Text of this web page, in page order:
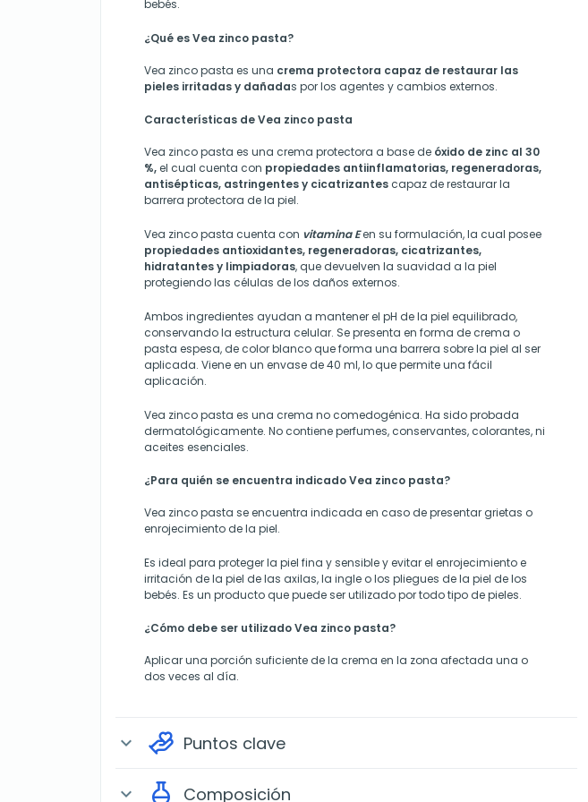
bebés.
¿Qué es Vea zinco pasta?
Vea zinco pasta es una crema protectora capaz de restaurar las
pieles irritadas y dañadas por los agentes y cambios externos.
Características de Vea zinco pasta
Vea zinco pasta es una crema protectora a base de óxido de zinc al 30
%,el cual cuenta con propiedades antiinflamatorias, regeneradoras,
antisépticas, astringentes y cicatrizantes capaz de restaurar la
barrera protectora de la piel.
Vea zinco pasta cuenta con vitamina Een su formulación, la cual posee
propiedades antioxidantes, regeneradoras, cicatrizantes,
hidratantes y limpiadoras, que devuelven la suavidad a la piel
protegiendo las células de los daños externos.
Ambos ingredientes ayudan a mantener el pH de la piel equilibrado,
conservando la estructura celular. Se presenta en forma de crema o
pasta espesa, de color blanco que forma una barrera sobre la piel al ser
aplicada. Viene en un envase de 40 ml, lo que permite una fácil
aplicación.
Vea zinco pasta es una crema no comedogénica. Ha sido probada
dermatológicamente. No contiene perfumes, conservantes, colorantes, ni
aceites esenciales.
¿Para quién se encuentra indicado Vea zinco pasta?
Vea zinco pasta se encuentra indicada en caso de presentar grietas o
enrojecimiento de la piel.
Es ideal para proteger la piel fina y sensible y evitar el enrojecimiento e
irritación de la piel de las axilas, la ingle o los pliegues de la piel de los
bebés. Es un producto que puede ser utilizado por todo tipo de pieles.
¿Cómo debe ser utilizado Vea zinco pasta?
Aplicar una porción suficiente de la crema en la zona afectada una o
dos veces al día.
expand_more Puntos clave
expand_more Composición